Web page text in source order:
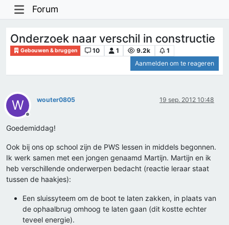
Forum
Onderzoek naar verschil in constructie
Gebouwen & bruggen 10 1 9.2k
1
Aanmelden om te reageren
W
Offline
wouter0805 19 sep. 2012 10:48
Goedemiddag!
Ook bij ons op school zijn de PWS lessen in middels begonnen.
Ik werk samen met een jongen genaamd Martijn. Martijn en ik
heb verschillende onderwerpen bedacht (reactie leraar staat
tussen de haakjes):
Een sluissyteem om de boot te laten zakken, in plaats van
de ophaalbrug omhoog te laten gaan (dit kostte echter
teveel energie).